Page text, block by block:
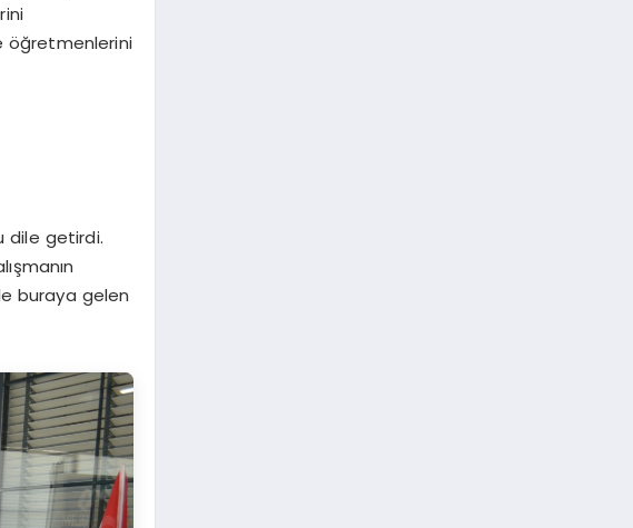
öğretmenlerini
dile getirdi.
buraya gelen